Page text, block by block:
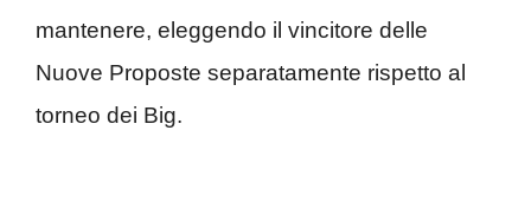
mantenere, eleggendo il vincitore delle
Nuove Proposte separatamente rispetto al
torneo dei Big.